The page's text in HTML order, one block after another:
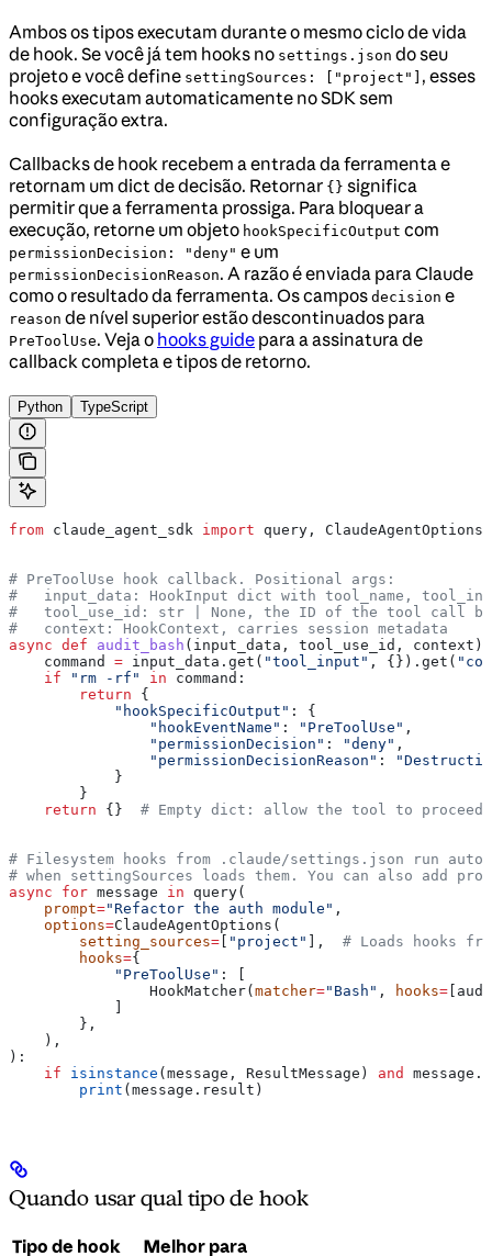
Ambos os tipos executam durante o mesmo ciclo de vida
de hook. Se você já tem hooks no settings.json do seu
projeto e você define settingSources: ["project"] , esses
hooks executam automaticamente no SDK sem
configuração extra.
Callbacks de hook recebem a entrada da ferramenta e
retornam um dict de decisão. Retornar {} significa
permitir que a ferramenta prossiga. Para bloquear a
execução, retorne um objeto hookSpecificOutput com
permissionDecision: "deny" e um
permissionDecisionReason. A razão é enviada para Claude
como o resultado da ferramenta. Os campos decision e
reason de nível superior estão descontinuados para
PreToolUse. Veja o hooks guide para a assinatura de
callback completa e tipos de retorno.
Python TypeScript
from claude_agent_sdk import query,
# PreToolUse hook callback. Positional args:
#   input_data: HookInput dict with tool_name,
#   tool_use_id: str | None, the ID of the tool call
#   context: HookContext, carries session metadata
async def audit_bash ( input_data , tool_use_id , context ):
    command
= input_data.get( "tool_input" , {}).get(
    if
"rm -rf" in command:
        return
{
            "hookSpecificOutput"
: {
                "hookEventName"
: "PreToolUse" ,
                "permissionDecision"
: "deny" ,
                "permissionDecisionReason"
:
            }
        }
    return
{} # Empty dict: allow the tool to proceed
# Filesystem hooks from .claude/settings.json run
# when settingSources loads them. You can also add
async for message in query(
    prompt
="Refactor the auth module" ,
    options
=ClaudeAgentOptions(
        setting_sources
= [ "project" ], # Loads hooks
        hooks
={
            "PreToolUse"
: [
                HookMatcher(
matcher="Bash" , hooks=
            ]
        },
    ),
):
    if
isinstance (message, ResultMessage) and
        print
(message.result)
Quando usar qual tipo de hook
Tipo de hook Melhor para